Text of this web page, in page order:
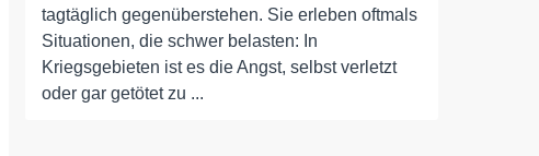
tagtäglich gegenüberstehen. Sie erleben oftmals
Situationen, die schwer belasten: In
Kriegsgebieten ist es die Angst, selbst verletzt
oder gar getötet zu ...